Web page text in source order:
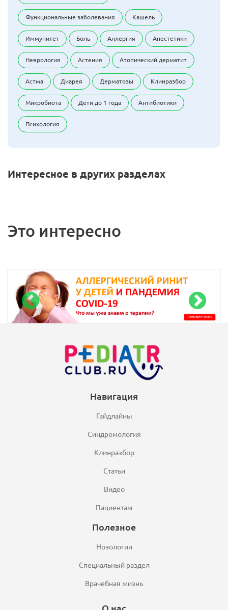
Функциональные заболевания Кашель
Иммунитет Боль Аллергия Анестетики
Неврология Астения Атопический дерматит
Астма Диарея Дерматозы Клинразбор
Микробиота Дети до 1 года Антибиотики
Психология
Интересное в других разделах
Это интересно
Навигация
Гайдлайны
Синдромология
Клинразбор
Статьи
Видео
Пациентам
Полезное
Нозологии
Специальный раздел
Врачебная жизнь